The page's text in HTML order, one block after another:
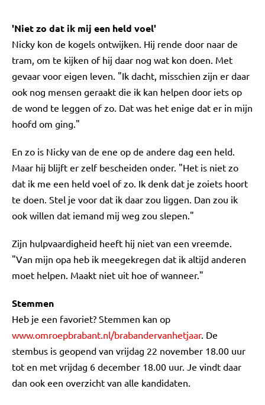
'Niet zo dat ik mij een held voel'
Nicky kon de kogels ontwijken. Hij rende door naar de
tram, om te kijken of hij daar nog wat kon doen. Met
gevaar voor eigen leven. "Ik dacht, misschien zijn er daar
ook nog mensen geraakt die ik kan helpen door iets op
de wond te leggen of zo. Dat was het enige dat er in mijn
hoofd om ging."
En zo is Nicky van de ene op de andere dag een held.
Maar hij blijft er zelf bescheiden onder. "Het is niet zo
dat ik me een held voel of zo. Ik denk dat je zoiets hoort
te doen. Stel je voor dat ik daar zou liggen. Dan zou ik
ook willen dat iemand mij weg zou slepen."
Zijn hulpvaardigheid heeft hij niet van een vreemde.
"Van mijn opa heb ik meegekregen dat ik altijd anderen
moet helpen. Maakt niet uit hoe of wanneer."
Stemmen
Heb je een favoriet? Stemmen kan op
www.omroepbrabant.nl/brabandervanhetjaar. De
stembus is geopend van vrijdag 22 november 18.00 uur
tot en met vrijdag 6 december 18.00 uur. Je vindt daar
dan ook een overzicht van alle kandidaten.